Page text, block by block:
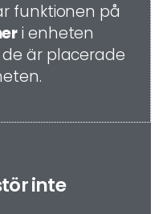
funktionen på
i enheten
är placerade
inte